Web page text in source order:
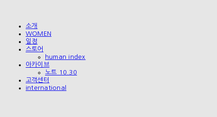
소개
WOMEN
일정
스토어
human index
아카이브
노트 10.30
고객센터
international